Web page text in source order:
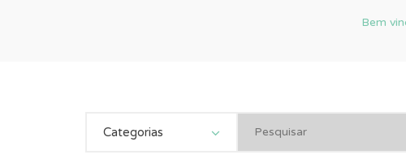
Bem
Categorias